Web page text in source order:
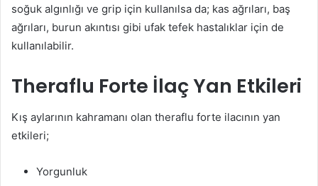
soğuk algınlığı ve grip için kullanılsa da; kas ağrıları, baş
ağrıları, burun akıntısı gibi ufak tefek hastalıklar için de
kullanılabilir.
Theraflu Forte İlaç Yan Etkileri
Kış aylarının kahramanı olan theraflu forte ilacının yan
etkileri;
Yorgunluk